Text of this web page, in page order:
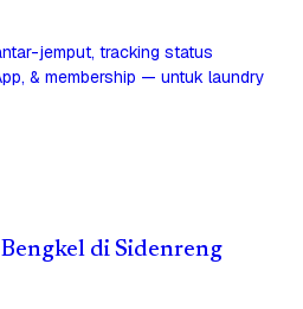
jemput, tracking status
& membership — untuk laundry
di Sidenreng